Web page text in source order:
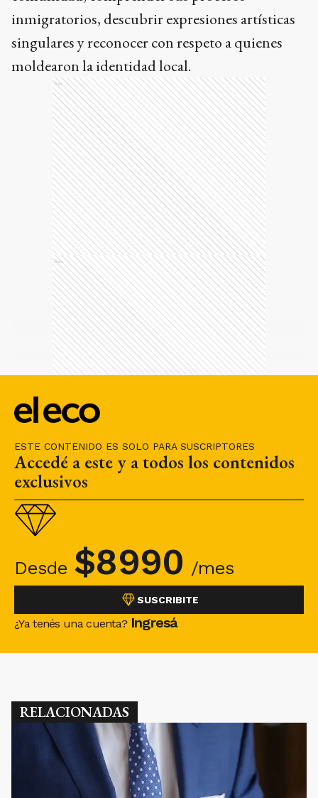
ESTE CONTENIDO ES SOLO PARA SUSCRIPTORES
Accedé a este y a todos los contenidos
exclusivos
Desde $8990 /mes
SUSCRIBITE
¿Ya tenés una cuenta? Ingresá
inmigratorios, descubrir expresiones artísticas
singulares y reconocer con respeto a quienes
moldearon la identidad local.
Ads
Ads
RELACIONADAS